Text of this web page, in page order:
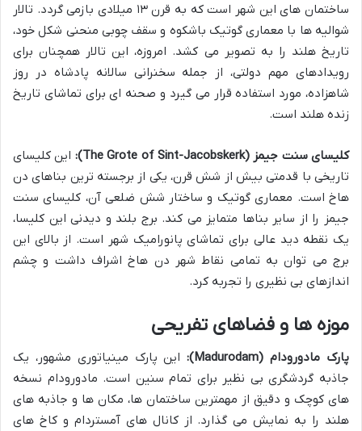
ساختمان های این شهر است که به قرن ۱۳ میلادی بازمی گردد. تالار
شوالیه ها با معماری گوتیک باشکوه و سقف چوبی منحنی شکل خود،
تاریخ هلند را به تصویر می کشد. امروزه، این تالار همچنان برای
رویدادهای مهم دولتی، از جمله سخنرانی سالانه پادشاه در روز
شاهزاده، مورد استفاده قرار می گیرد و صحنه ای برای تماشای تاریخ
زنده هلند است.
کلیسای سنت جیمز (The Grote of Sint-Jacobskerk):
این کلیسای
تاریخی با قدمتی بیش از شش قرن، یکی از برجسته ترین بناهای دن
هاخ است. معماری گوتیک و ساختار شش ضلعی آن، کلیسای سنت
جیمز را از سایر بناها متمایز می کند. برج بلند و دیدنی این کلیسا،
یک نقطه دید عالی برای تماشای پانورامیک شهر است. از بالای این
برج می توان به تمامی نقاط شهر دن هاخ اشراف داشت و چشم
اندازهای بی نظیری را تجربه کرد.
موزه ها و فضاهای تفریحی
پارک مادورودام (Madurodam):
این پارک مینیاتوری مشهور، یک
جاذبه گردشگری بی نظیر برای تمام سنین است. مادورودام نسخه
های کوچک و دقیق از مهمترین ساختمان ها، مکان ها و جاذبه های
هلند را به نمایش می گذارد. از کانال های آمستردام و کاخ های